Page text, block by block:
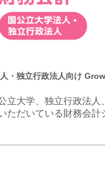
・独立行政法人向け
立大学、独立行政法人
ただいている財務会計